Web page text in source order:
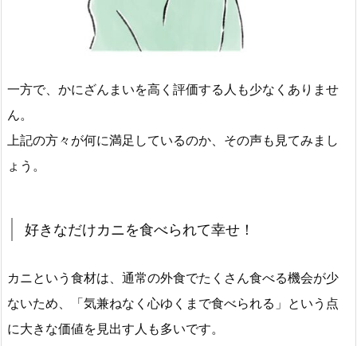
一方で、かにざんまいを高く評価する人も少なくありませ
ん。
上記の方々が何に満足しているのか、その声も見てみまし
ょう。
好きなだけカニを食べられて幸せ！
カニという食材は、通常の外食でたくさん食べる機会が少
ないため、「気兼ねなく心ゆくまで食べられる」という点
に大きな価値を見出す人も多いです。